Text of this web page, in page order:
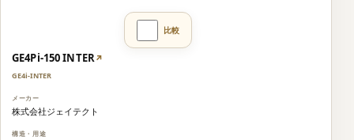
GE4Pi-150 INTER↗
GE4i-INTER
株式会社ジェイテクト